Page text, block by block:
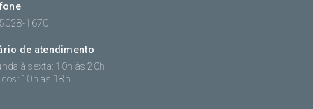
1670
de atendimento
à sexta: 10h às 20h
10h às 18h